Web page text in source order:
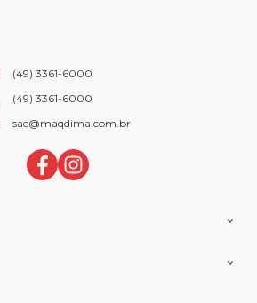
(49) 3361-6000
(49) 3361-6000
sac@maqdima.com.br